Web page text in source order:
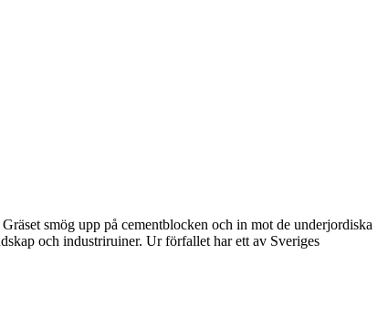
smög upp på cementblocken och in mot de underjordiska
och industriruiner. Ur förfallet har ett av Sveriges